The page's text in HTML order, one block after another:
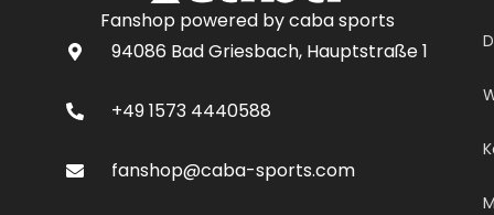
Fanshop powered by caba sports
94086 Bad Griesbach, Hauptstraße 1
+49 1573 4440588
fanshop@caba-sports.com